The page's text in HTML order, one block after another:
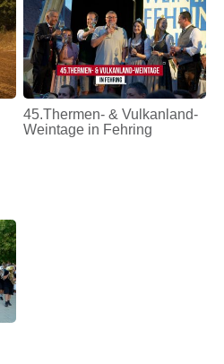
45.Thermen- & Vulkanland-
Weintage in Fehring